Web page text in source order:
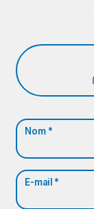
Nom *
E-mail *